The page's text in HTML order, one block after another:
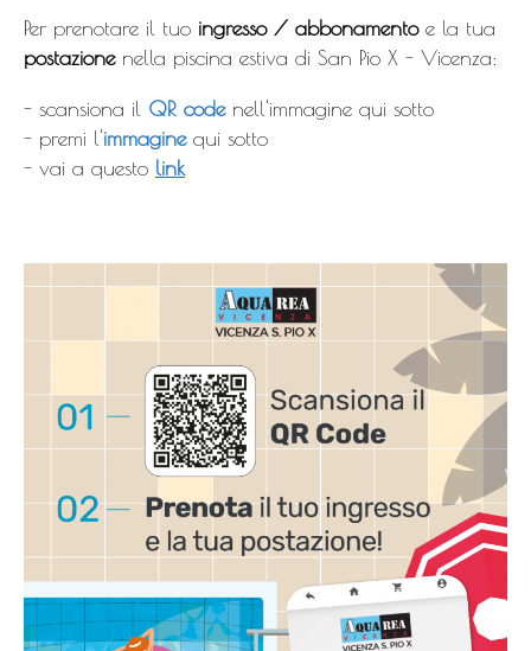
Per prenotare il tuo ingresso / abbonamentoe la tua
postazionenella piscina estiva di San Pio X - Vicenza:
- scansiona il QR codenell'immagine qui sotto
- premi l'immaginequi sotto
- vai a questo link